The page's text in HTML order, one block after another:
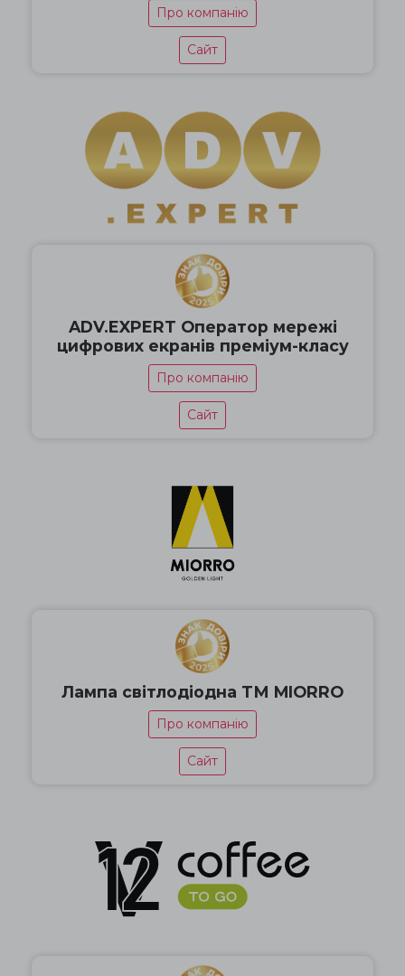
Про компанію
Сайт
ADV.EXPERT Оператор мережі
цифрових екранів преміум-класу
Про компанію
Сайт
Лампа світлодіодна ТМ MIORRO
Про компанію
Сайт